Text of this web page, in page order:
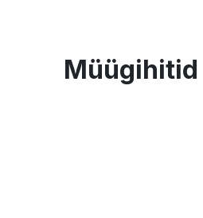
Müügihitid